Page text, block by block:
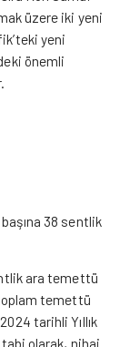
üzere iki yeni
yeni
önemli
38 sentlik
ara temettü
temettü
tarihli Yıllık
tabi olarak, nihai